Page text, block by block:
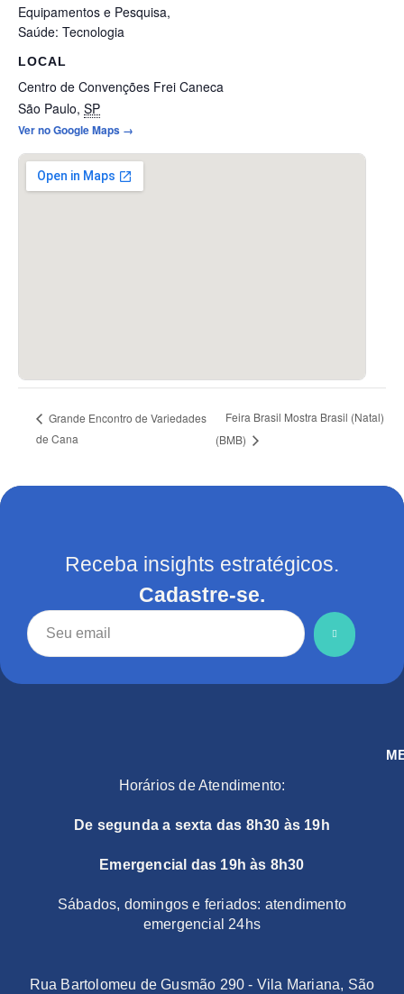
Equipamentos e Pesquisa,
Saúde: Tecnologia
LOCAL
Centro de Convenções Frei Caneca
São Paulo, SP
Ver no Google Maps →
Grande Encontro de Variedades
de Cana
Feira Brasil Mostra Brasil (Natal)
(BMB)
Receba insights estratégicos.
Cadastre-se.
Horários de Atendimento:
De segunda a sexta das 8h30 às 19h
Emergencial das 19h às 8h30
Sábados, domingos e feriados: atendimento
emergencial 24hs
Rua Bartolomeu de Gusmão 290 - Vila Mariana, São